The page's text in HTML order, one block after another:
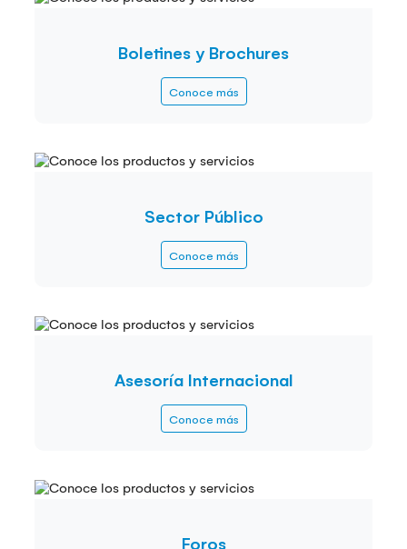
Boletines y Brochures
Conoce más
Sector Público
Conoce más
Asesoría Internacional
Conoce más
Foros